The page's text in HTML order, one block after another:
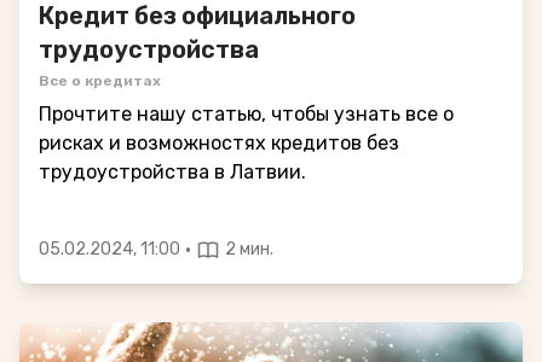
Кредит без официального
трудоустройства
Все о кредитах
Прочтите нашу статью, чтобы узнать все о
рисках и возможностях кредитов без
трудоустройства в Латвии.
05.02.2024, 11:00 · 2 мин.